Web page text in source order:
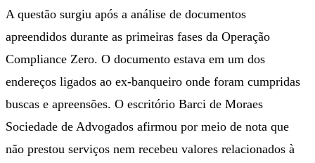
A questão surgiu após a análise de documentos
apreendidos durante as primeiras fases da Operação
Compliance Zero. O documento estava em um dos
endereços ligados ao ex-banqueiro onde foram cumpridas
buscas e apreensões. O escritório Barci de Moraes
Sociedade de Advogados afirmou por meio de nota que
não prestou serviços nem recebeu valores relacionados à